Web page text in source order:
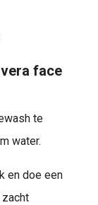
face
te
water.
en doe een